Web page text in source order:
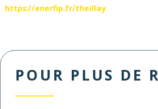
https://enerfip.fr/theillay
POUR PLUS DE